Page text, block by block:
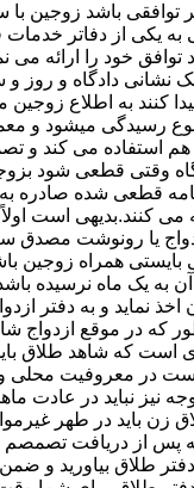
توافقی باشد زوجین با
به یکی از دفاتر
خود را ارائه می
نشانی دادگاه و روز و
کنند به اطلاع
رسیدگی میشود و
استفاده می کند و
وقتی قطعی شود
قطعی شده صادره به
می کنند.بدیهی است اولاً
یا رونوشت مصدق
همراه زوجین
به یک ماه نرسیده
نماید و به دفتر
که در موقع ازدواج
است که شاهد طلاق
است در معروفیت
نیز نباید در عادت
زن باید در طهر
پس از دریافت تصمصم
دفتر طلاق بیاورید و